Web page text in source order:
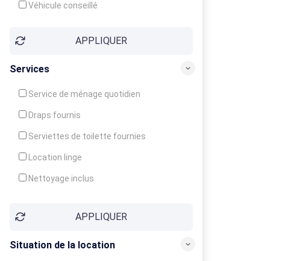
Véhicule conseillé
APPLIQUER
Services
Service de ménage quotidien
Draps fournis
Serviettes de toilette fournies
Location linge
Nettoyage inclus
Garde d'enfants
Crèche
APPLIQUER
Situation de la location